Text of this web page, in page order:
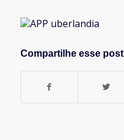
Compartilhe esse post